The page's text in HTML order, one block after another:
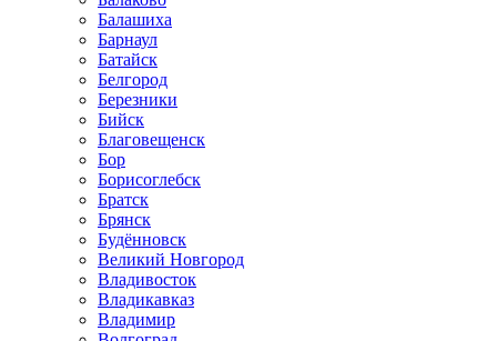
Балашиха
Барнаул
Батайск
Белгород
Березники
Бийск
Благовещенск
Бор
Борисоглебск
Братск
Брянск
Будённовск
Великий Новгород
Владивосток
Владикавказ
Владимир